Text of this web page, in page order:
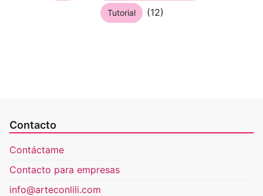
Tutorial (12)
Contacto
Contáctame
Contacto para empresas
info@arteconlili.com